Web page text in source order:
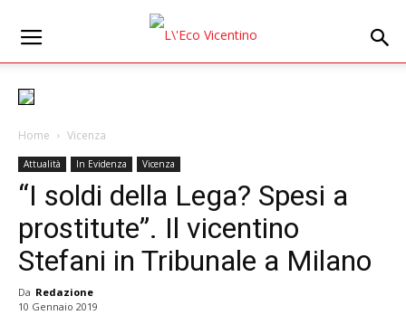
Home Vicenza
Attualità In Evidenza Vicenza
“I soldi della Lega? Spesi a
prostitute”. Il vicentino
Stefani in Tribunale a Milano
Da Redazione
10 Gennaio 2019